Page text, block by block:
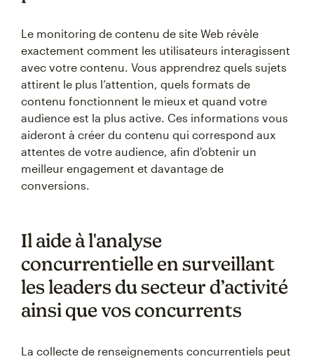
Le monitoring de contenu de site Web révèle
exactement comment les utilisateurs interagissent
avec votre contenu. Vous apprendrez quels sujets
attirent le plus l’attention, quels formats de
contenu fonctionnent le mieux et quand votre
audience est la plus active. Ces informations vous
aideront à créer du contenu qui correspond aux
attentes de votre audience, afin d'obtenir un
meilleur engagement et davantage de
conversions.
Il aide à l'analyse
concurrentielle en surveillant
les leaders du secteur d’activité
ainsi que vos concurrents
La collecte de renseignements concurrentiels peut